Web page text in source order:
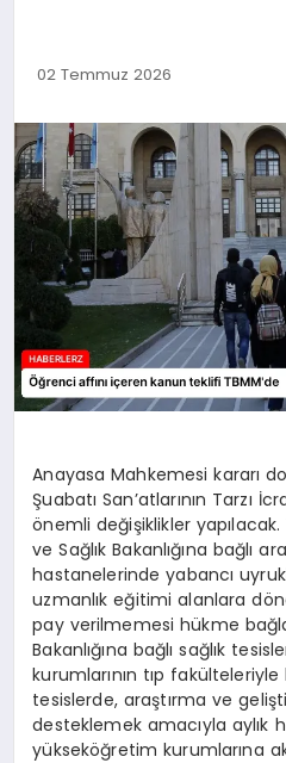
SPOR
TEKNOLOJI
MAGAZIN
YAŞAM
02 Temmuz 2026
Anayasa Mahkemesi kararı
Şuabatı San’atlarının Tarzı
önemli değişiklikler
ve Sağlık Bakanlığına bağlı
hastanelerinde yabancı
uzmanlık eğitimi alanlara
pay verilmemesi hükme
Bakanlığına bağlı sağlık
kurumlarının tıp fakülteleriyle
tesislerde, araştırma ve
desteklemek amacıyla aylık
yükseköğretim kurumlarına